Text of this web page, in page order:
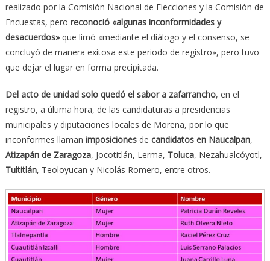
realizado por la Comisión Nacional de Elecciones y la Comisión de
Encuestas, pero reconoció «algunas inconformidades y
desacuerdos»que limó «mediante el diálogo y el consenso, se
concluyó de manera exitosa este periodo de registro», pero tuvo
que dejar el lugar en forma precipitada.
Del acto de unidad solo quedó el sabor a zafarrancho, en el
registro, a última hora, de las candidaturas a presidencias
municipales y diputaciones locales de Morena, por lo que
inconformes llaman imposicionesde candidatos en Naucalpan,
Atizapán de Zaragoza, Jocotitlán, Lerma, Toluca, Nezahualcóyotl,
Tultitlán, Teoloyucan y Nicolás Romero, entre otros.